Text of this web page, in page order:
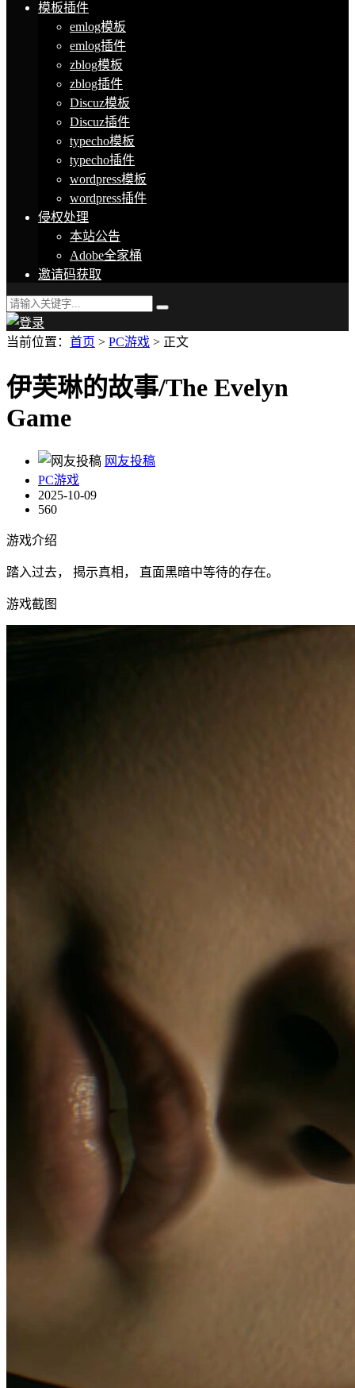
模板插件
emlog模板
emlog插件
zblog模板
zblog插件
Discuz模板
Discuz插件
typecho模板
typecho插件
wordpress模板
wordpress插件
侵权处理
本站公告
Adobe全家桶
邀请码获取
当前位置： 首页 > PC游戏 > 正文
伊芙琳的故事/The Evelyn
Game
网友投稿
PC游戏
2025-10-09
560
游戏介绍
踏入过去， 揭示真相， 直面黑暗中等待的存在。
游戏截图